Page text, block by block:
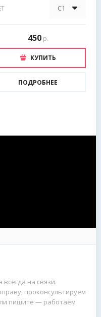
450р.
КУПИТЬ
ПОДРОБНЕЕ
на связи.
проконсультируем
пишите — работаем